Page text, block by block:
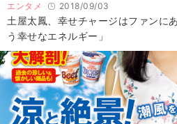
エンタメ 2018/09/03
土屋太鳳、幸せチャージはファンに
う幸せなエネルギー」